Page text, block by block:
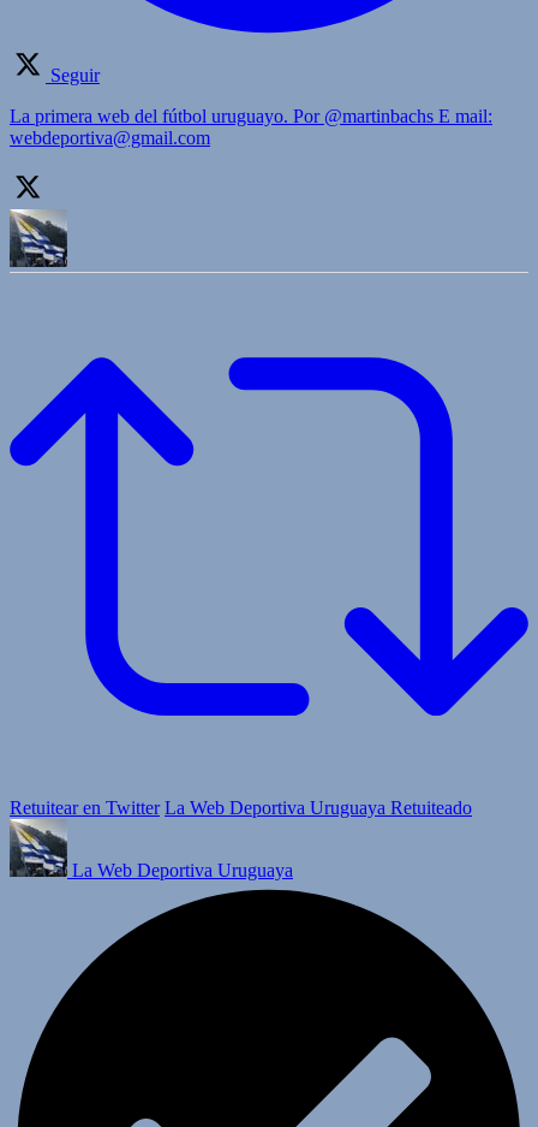
Seguir
La primera web del fútbol uruguayo. Por @martinbachs E mail:
webdeportiva@gmail.com
Retuitear en Twitter La Web Deportiva Uruguaya Retuiteado
La Web Deportiva Uruguaya